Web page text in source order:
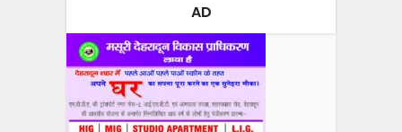
AD